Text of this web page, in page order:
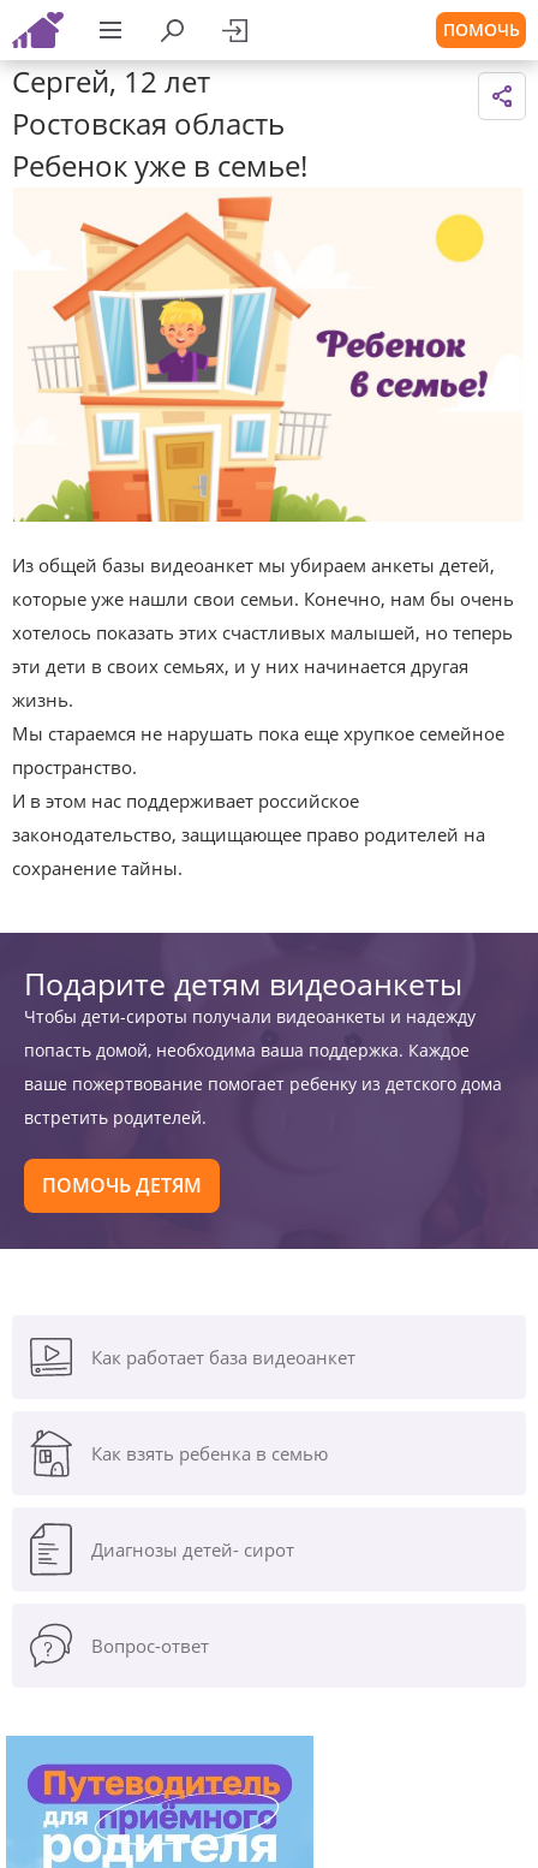
ПОМОЧЬ
Сергей, 12 лет
Ростовская область
Ребенок уже в семье!
Из общей базы видеоанкет мы убираем анкеты детей,
которые уже нашли свои семьи. Конечно, нам бы очень
хотелось показать этих счастливых малышей, но теперь
эти дети в своих семьях, и у них начинается другая
жизнь.
Мы стараемся не нарушать пока еще хрупкое семейное
пространство.
И в этом нас поддерживает российское
законодательство, защищающее право родителей на
сохранение тайны.
Подарите детям видеоанкеты
Чтобы дети-сироты получали видеоанкеты и надежду
попасть домой, необходима ваша поддержка. Каждое
ваше пожертвование помогает ребенку из детского дома
встретить родителей.
ПОМОЧЬ ДЕТЯМ
Как работает база видеоанкет
Как взять ребенка в семью
Диагнозы детей- сирот
Вопрос-ответ